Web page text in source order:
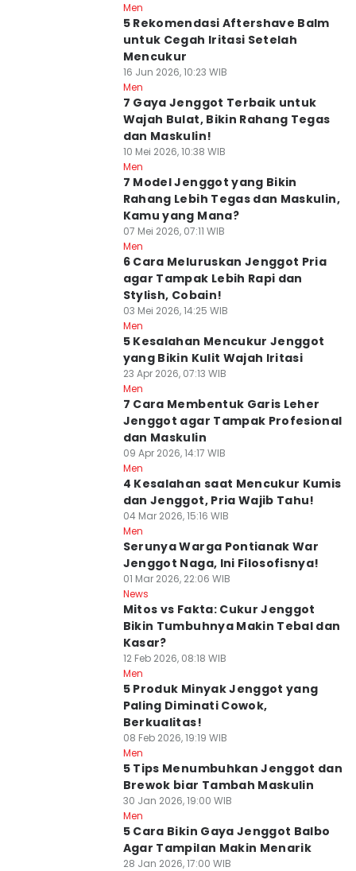
Men
5 Rekomendasi Aftershave Balm
untuk Cegah Iritasi Setelah
Mencukur
16 Jun 2026, 10:23 WIB
Men
7 Gaya Jenggot Terbaik untuk
Wajah Bulat, Bikin Rahang Tegas
dan Maskulin!
10 Mei 2026, 10:38 WIB
Men
7 Model Jenggot yang Bikin
Rahang Lebih Tegas dan Maskulin,
Kamu yang Mana?
07 Mei 2026, 07:11 WIB
Men
6 Cara Meluruskan Jenggot Pria
agar Tampak Lebih Rapi dan
Stylish, Cobain!
03 Mei 2026, 14:25 WIB
Men
5 Kesalahan Mencukur Jenggot
yang Bikin Kulit Wajah Iritasi
23 Apr 2026, 07:13 WIB
Men
7 Cara Membentuk Garis Leher
Jenggot agar Tampak Profesional
dan Maskulin
09 Apr 2026, 14:17 WIB
Men
4 Kesalahan saat Mencukur Kumis
dan Jenggot, Pria Wajib Tahu!
04 Mar 2026, 15:16 WIB
Men
Serunya Warga Pontianak War
Jenggot Naga, Ini Filosofisnya!
01 Mar 2026, 22:06 WIB
News
Mitos vs Fakta: Cukur Jenggot
Bikin Tumbuhnya Makin Tebal dan
Kasar?
12 Feb 2026, 08:18 WIB
Men
5 Produk Minyak Jenggot yang
Paling Diminati Cowok,
Berkualitas!
08 Feb 2026, 19:19 WIB
Men
5 Tips Menumbuhkan Jenggot dan
Brewok biar Tambah Maskulin
30 Jan 2026, 19:00 WIB
Men
5 Cara Bikin Gaya Jenggot Balbo
Agar Tampilan Makin Menarik
28 Jan 2026, 17:00 WIB